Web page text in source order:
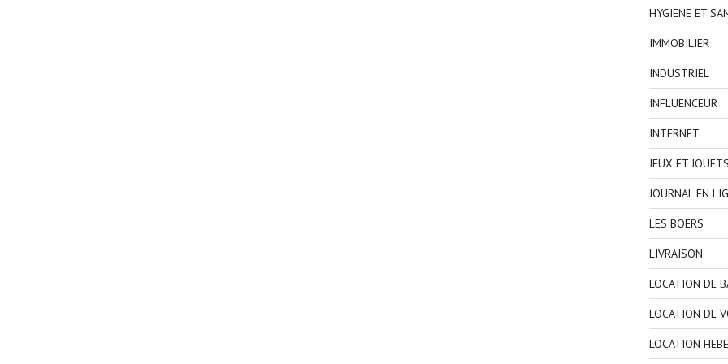
HYGIENE ET
IMMOBILIER
INDUSTRIEL
INFLUENCEUR
INTERNET
JEUX ET JOUETS
JOURNAL EN
LES BOERS
LIVRAISON
LOCATION DE
LOCATION DE
LOCATION